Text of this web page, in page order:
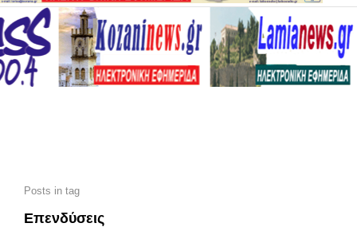
Posts in tag
Επενδύσεις